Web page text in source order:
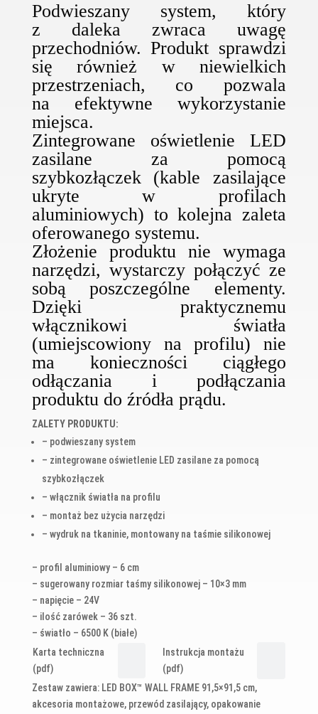
Podwieszany system, który
z daleka zwraca uwagę
przechodniów. Produkt sprawdzi
się również w niewielkich
przestrzeniach, co pozwala
na efektywne wykorzystanie
miejsca.
Zintegrowane oświetlenie LED
zasilane za pomocą
szybkozłączek (kable zasilające
ukryte w profilach
aluminiowych) to kolejna zaleta
oferowanego systemu.
Złożenie produktu nie wymaga
narzędzi, wystarczy połączyć ze
sobą poszczególne elementy.
Dzięki praktycznemu
włącznikowi światła
(umiejscowiony na profilu) nie
ma konieczności ciągłego
odłączania i podłączania
produktu do źródła prądu.
ZALETY PRODUKTU:
– podwieszany system
– zintegrowane oświetlenie LED zasilane za pomocą
szybkozłączek
– włącznik światła na profilu
– montaż bez użycia narzędzi
– wydruk na tkaninie, montowany na taśmie silikonowej
– profil aluminiowy – 6 cm
– sugerowany rozmiar taśmy silikonowej – 10×3 mm
– napięcie – 24V
– ilość zarówek – 36 szt.
– światło – 6500 K (białe)
Karta techniczna
(pdf)
Instrukcja montażu
(pdf)
Zestaw zawiera: LED BOX™ WALL FRAME 91,5×91,5 cm,
akcesoria montażowe, przewód zasilający, opakowanie